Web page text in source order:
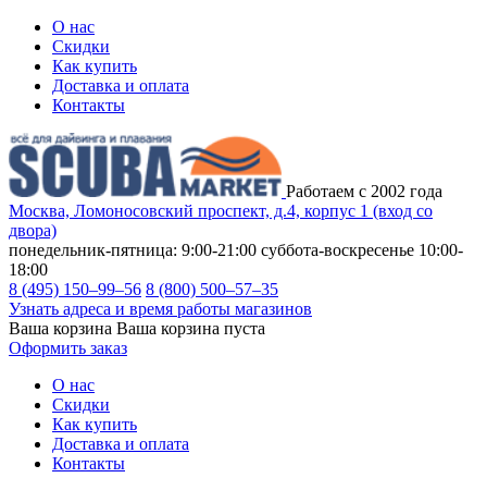
О нас
Скидки
Как купить
Доставка и оплата
Контакты
Работаем с 2002 года
Москва, Ломоносовский проспект, д.4, корпус 1 (вход со
двора)
понедельник-пятница: 9:00-21:00 суббота-воскресенье 10:00-
18:00
8 (495) 150–99–56 8 (800) 500–57–35
Узнать адреса и время работы магазинов
Ваша корзина Ваша корзина пуста
Оформить заказ
О нас
Скидки
Как купить
Доставка и оплата
Контакты